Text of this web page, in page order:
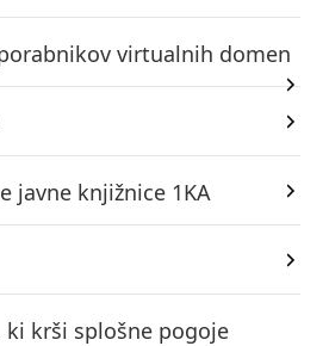
virtualnih domen
javne knjižnice 1KA
ki krši splošne pogoje